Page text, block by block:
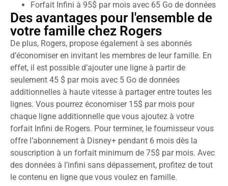
Forfait Infini à 95$ par mois avec 65 Go de données
Des avantages pour l'ensemble de
votre famille chez Rogers
De plus, Rogers, propose également à ses abonnés
d’économiser en invitant les membres de leur famille. En
effet, il est possible d’ajouter une ligne à partir de
seulement 45 $ par mois avec 5 Go de données
additionnelles à haute vitesse à partager entre toutes les
lignes. Vous pourrez économiser 15$ par mois pour
chaque ligne additionnelle que vous ajoutez à votre
forfait Infini de Rogers. Pour terminer, le fournisseur vous
offre l’abonnement à Disney+ pendant 6 mois dès la
souscription à un forfait minimum de 75$ par mois. Avec
des données à l’infini sans dépassement, profitez de tout
le contenu en ligne que vous voulez en famille.